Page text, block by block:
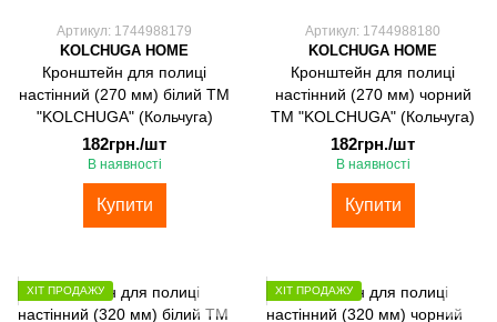
Артикул: 1744988179
KOLCHUGA HOME
Кронштейн для полиці
настінний (270 мм) білий ТМ
"KOLCHUGA" (Кольчуга)
182грн./шт
В наявності
Купити
Артикул: 1744988180
KOLCHUGA HOME
Кронштейн для полиці
настінний (270 мм) чорний
ТМ "KOLCHUGA" (Кольчуга)
182грн./шт
В наявності
Купити
ХІТ ПРОДАЖУ ХІТ ПРОДАЖУ